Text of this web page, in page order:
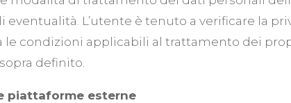
L’utente è tenuto a verificare la
condizioni applicabili al trattamento dei
definito.
piattaforme esterne